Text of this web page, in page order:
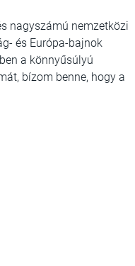
nagyszámú nemzetközi
és Európa-bajnok
a könnyűsúlyú
bízom benne, hogy a